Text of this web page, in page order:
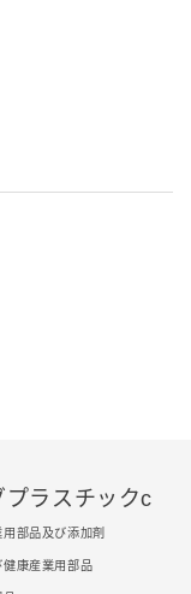
プラスチックc
部品及び添加剤
健康産業用部品